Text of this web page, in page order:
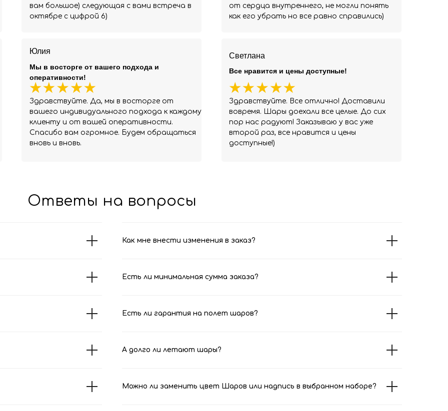
Юлия
Здравствуйте. Да, мы в восторге от
вашего индивидуального подхода к каждому
клиенту и от вашей оперативности.
Спасибо вам огромное. Будем обращаться
вновь и вновь.
Мы в восторге от вашего подхода и
оперативности!
Светлана
Здравствуйте. Все отлично! Доставили
вовремя. Шары доехали все целые. До сих
пор нас радуют! Заказываю у вас уже
второй раз, все нравится и цены
доступные!)
Все нравится и цены доступные!
вам большое) следующая с вами встреча в
октябре с цифрой 6)
от сердца внутреннего, не могли понять
как его убрать но все равно справились)
Ответы на вопросы
Как мне внести изменения в заказ?
Есть ли минимальная сумма заказа?
Есть ли гарантия на полет шаров?
А долго ли летают шары?
Можно ли заменить цвет Шаров или надпись в выбранном наборе?